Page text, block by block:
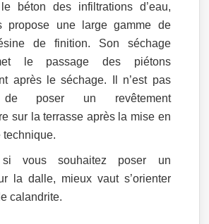
béton des infiltrations d’eau,
propose une large gamme de
de finition. Son séchage
le passage des piétons
après le séchage. Il n’est pas
de poser un revêtement
sur la terrasse après la mise en
technique.
vous souhaitez poser un
la dalle, mieux vaut s’orienter
calandrite.